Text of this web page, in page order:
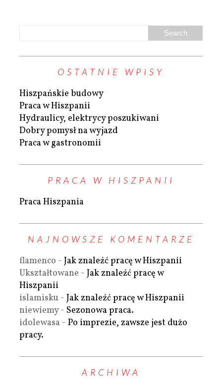
OSTATNIE WPISY
Hiszpańskie budowy
Praca w Hiszpanii
Hydraulicy, elektrycy poszukiwani
Dobry pomysł na wyjazd
Praca w gastronomii
PRACA W HISZPANII
Praca Hiszpania
NAJNOWSZE KOMENTARZE
flamenco - Jak znaleźć pracę w Hiszpanii
Ukształtowane - Jak znaleźć pracę w
Hiszpanii
islamisku - Jak znaleźć pracę w Hiszpanii
niewiemy- Sezonowa praca.
idolewasa - Po imprezie, zawsze jest dużo
pracy.
ARCHIWA